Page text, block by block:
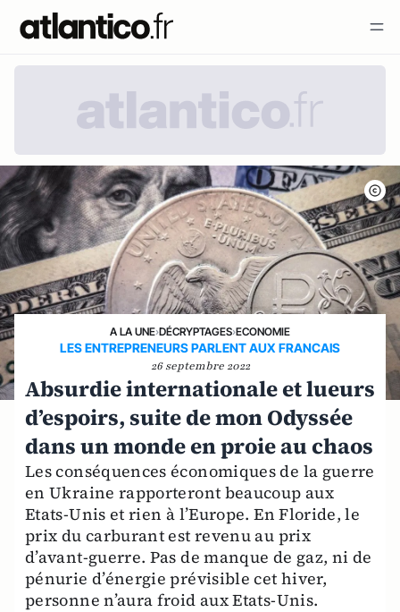
A LA UNE›DÉCRYPTAGES›ECONOMIE
LES ENTREPRENEURS PARLENT AUX FRANCAIS
26 septembre 2022
Absurdie internationale et lueurs
d’espoirs, suite de mon Odyssée
dans un monde en proie au chaos
Les conséquences économiques de la guerre
en Ukraine rapporteront beaucoup aux
Etats-Unis et rien à l’Europe. En Floride, le
prix du carburant est revenu au prix
d’avant-guerre. Pas de manque de gaz, ni de
pénurie d’énergie prévisible cet hiver,
personne n’aura froid aux Etats-Unis.